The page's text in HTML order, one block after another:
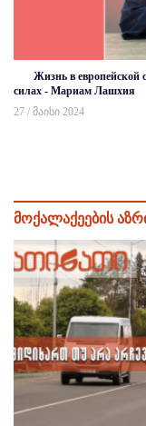
Жизнь в европейской
силах - Мариам Лашхия
27 / მაისი 2024
მოქალაქეების